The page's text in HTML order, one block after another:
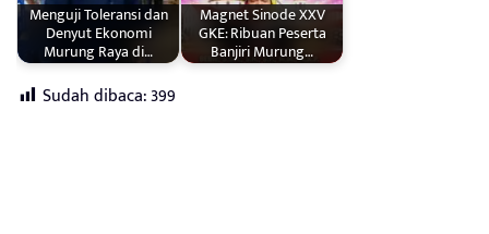
Menguji Toleransi dan
Denyut Ekonomi
Murung Raya di…
Magnet Sinode XXV
GKE: Ribuan Peserta
Banjiri Murung…
Sudah dibaca:399